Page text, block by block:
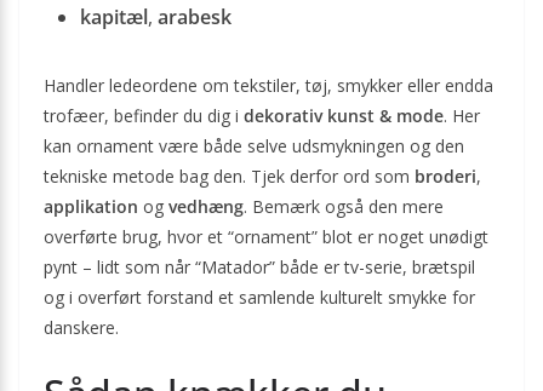
kapitæl, arabesk
Handler ledeordene om tekstiler, tøj, smykker eller endda
trofæer, befinder du dig i dekorativ kunst & mode. Her
kan ornament være både selve udsmykningen og den
tekniske metode bag den. Tjek derfor ord som broderi,
applikation og vedhæng. Bemærk også den mere
overførte brug, hvor et “ornament” blot er noget unødigt
pynt – lidt som når “Matador” både er tv-serie, brætspil
og i overført forstand et samlende kulturelt smykke for
danskere.